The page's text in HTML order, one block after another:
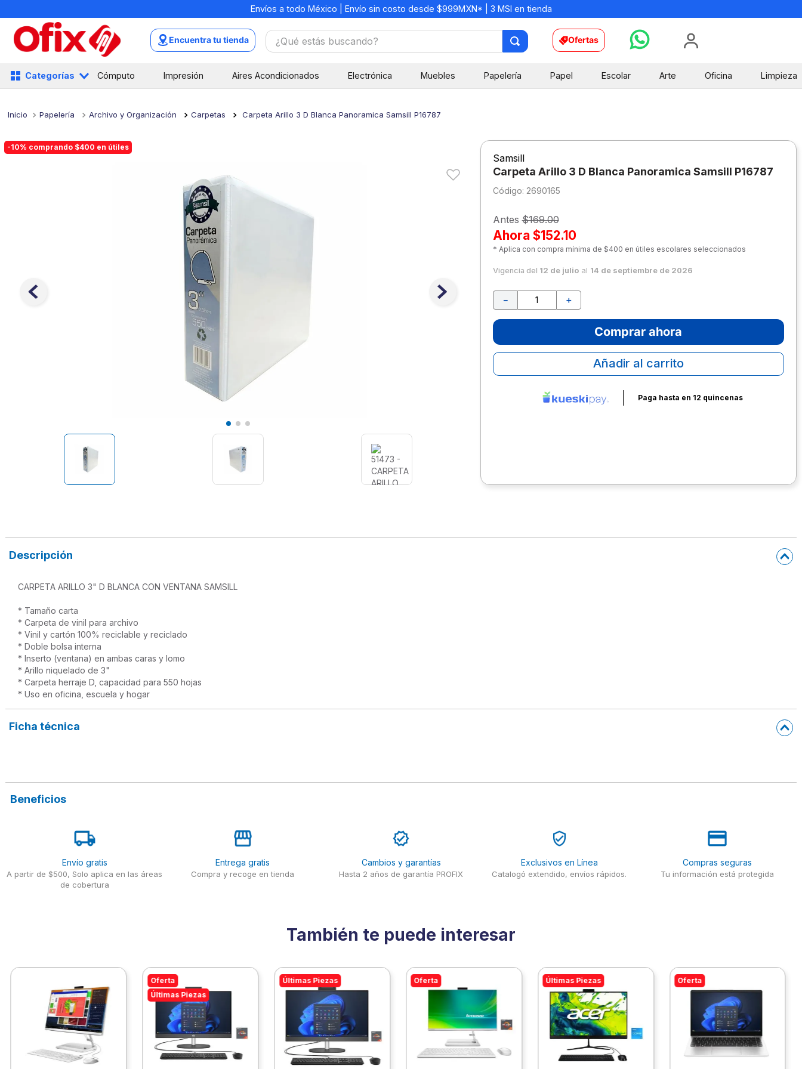
Envíos a todo México | Envío sin costo desde $999MXN* | 3 MSI en tienda
Encuentra tu tienda ¿Qué estás buscando? Ofertas
Categorías Cómputo Impresión Aires Acondicionados Electrónica Muebles Papelería Papel Escolar Arte Oficina Limpieza
Papelería Archivo y Organización Carpetas Carpeta Arillo 3 D Blanca Panoramica Samsill P16787
-10% comprando $400 en útiles
Samsill
Carpeta Arillo 3 D Blanca Panoramica Samsill P16787
: 2690165
Antes$169.00
Ahora $152.10
* Aplica con compra mínima de $400 en útiles escolares seleccionados
Vigencia del 12 de julioal 14 de septiembre de 2026
＋
－
Comprar ahora
Añadir al carrito
Paga hasta en 12 quincenas
Descripción
CARPETA ARILLO 3" D BLANCA CON VENTANA SAMSILL
* Tamaño carta
* Carpeta de vinil para archivo
* Vinil y cartón 100% reciclable y reciclado
* Doble bolsa interna
* Inserto (ventana) en ambas caras y lomo
* Arillo niquelado de 3"
* Carpeta herraje D, capacidad para 550 hojas
* Uso en oficina, escuela y hogar
Ficha técnica
Beneficios
Envío gratis
A partir de $500, Solo aplica en las áreas
de cobertura
Entrega gratis
Compra y recoge en tienda
Cambios y garantías
Hasta 2 años de garantía PROFIX
Exclusivos en Línea
Catalogó extendido, envíos rápidos.
Compras seguras
Tu información está protegida
También te puede interesar
Oferta
Últimas Piezas
Últimas Piezas Oferta Últimas Piezas Oferta
7.
escritorio
1.
mochilas
.
libretas
3.
cuaderno
5.
colores
7.
escritorio